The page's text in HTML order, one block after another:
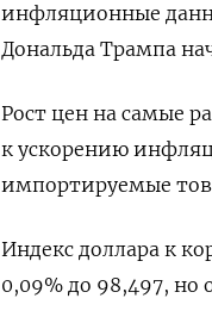
инфляционные
Дональда Трампа
Рост цен на самые
к ускорению
импортируемые
Индекс доллара к
0,09% до 98,497​, но